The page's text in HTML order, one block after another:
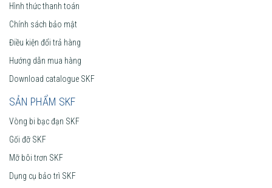
Hình thức thanh toán
Chính sách bảo mật
Điều kiện đổi trả hàng
Hướng dẫn mua hàng
Download catalogue SKF
SẢN PHẨM SKF
Vòng bi bạc đạn SKF
Gối đỡ SKF
Mỡ bôi trơn SKF
Dụng cụ bảo trì SKF